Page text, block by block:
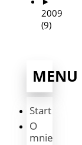
2009
(9)
MENU
Start
O
mnie